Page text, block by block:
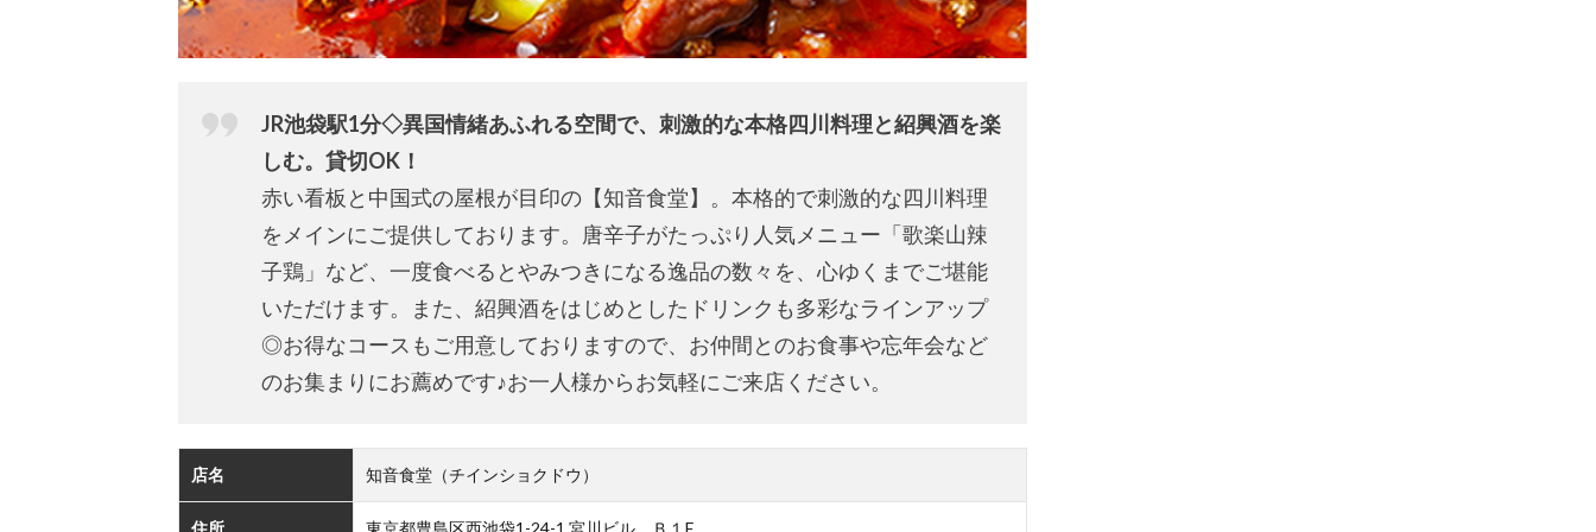
JR池袋駅1分◇異国情緒あふれる空間で、刺激的な本格四川料理と紹興酒を楽
しむ。貸切OK！
赤い看板と中国式の屋根が目印の【知音食堂】。本格的で刺激的な四川料理
をメインにご提供しております。唐辛子がたっぷり人気メニュー「歌楽山辣
子鶏」など、一度食べるとやみつきになる逸品の数々を、心ゆくまでご堪能
いただけます。また、紹興酒をはじめとしたドリンクも多彩なラインアップ
◎お得なコースもご用意しておりますので、お仲間とのお食事や忘年会など
のお集まりにお薦めです♪お一人様からお気軽にご来店ください。
店名 知音食堂（チインショクドウ）